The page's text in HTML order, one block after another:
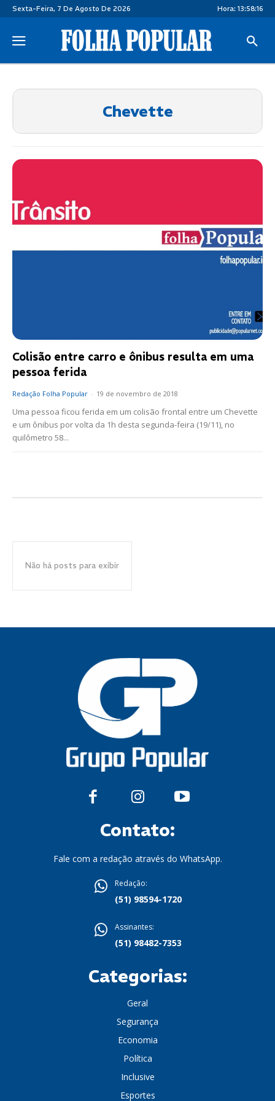
Sexta-Feira, 7 De Agosto De 2026 Hora: 13:58:16
Chevette
Colisão entre carro e ônibus resulta em uma
pessoa ferida
Redação Folha Popular - 19 de novembro de 2018
Uma pessoa ficou ferida em um colisão frontal entre um Chevette
e um ônibus por volta da 1h desta segunda-feira (19/11), no
quilômetro 58...
Não há posts para exibir
Contato:
Fale com a redação através do WhatsApp.
Redação:
(51) 98594-1720
Assinantes:
(51) 98482-7353
Categorias:
Geral
Segurança
Economia
Política
Inclusive
Esportes